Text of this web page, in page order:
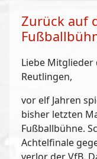
Zurück auf
Liebe Mitglieder
Reutlingen,
vor elf Jahren
bisher letzten
Fußballbühne.
Achtelfinale